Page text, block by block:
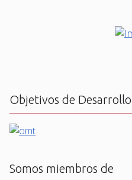
Objetivos de
Somos miembros de